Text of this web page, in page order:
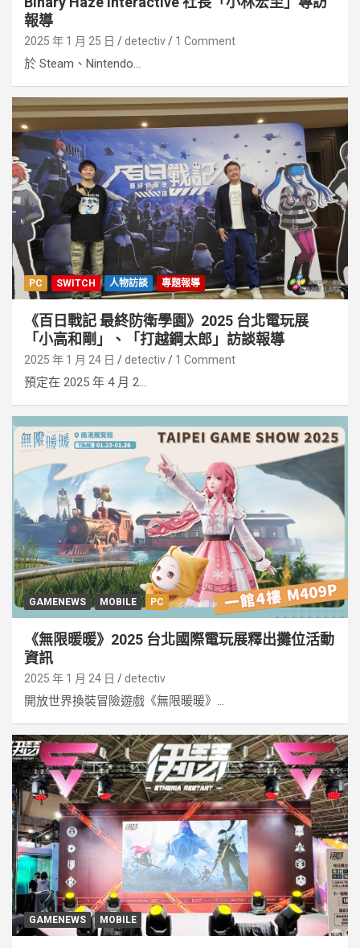
報導
2025 年 1 月 25 日 detectiv 1 Comment
於 Steam、Nintendo...
PC SWITCH 人物訪談 專題報導
《百日戰記 最終防衛學園》2025 台北電玩展
「小高和剛」、「打越鋼太郎」訪談報導
2025 年 1 月 24 日 detectiv 1 Comment
預定在 2025 年 4 月 2...
GAMENEWS MOBILE PC
《無限暖暖》2025 台北國際電玩展釋出攤位活動
資訊
2025 年 1 月 24 日 detectiv
開放世界換裝冒險遊戲《無限暖暖》...
GAMENEWS MOBILE